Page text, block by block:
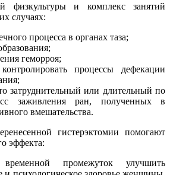
физкультуры и комплекс занятий
случаях:
процесса в органах таза;
геморроя;
процессы дефекации
затруднительный или длительный по
заживления ран, полученных в
вмешательства.
гистерэктомии помогают
эффекта:
промежуток улучшить